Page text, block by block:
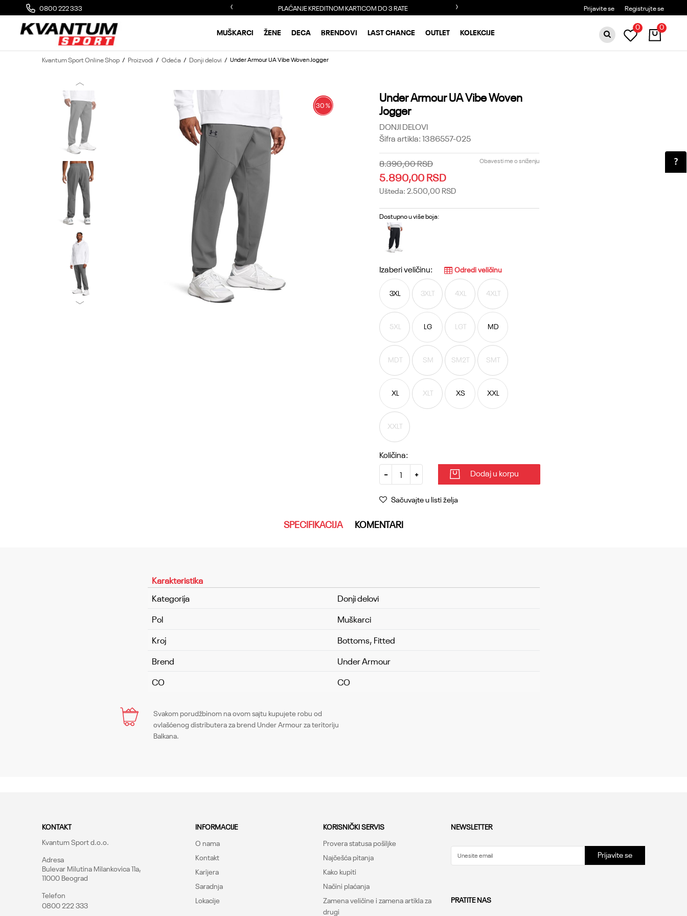
0800 222 333
MOGUĆA ZAMENA 14 DANA OD DOSTAVE PLAĆANJE KREDITNOM KARTICOM DO 3 RATE BESPLATNA DOSTAVA ZA PORUDŽBINE PREKO 6000RSD
Prijavite se Registrujte se
MUŠKARCI ŽENE DECA BRENDOVI LAST CHANCE OUTLET KOLEKCIJE 0
0
Kvantum Sport Online Shop Proizvodi Odeća Donji delovi Under Armour UA Vibe Woven Jogger
30%
Under Armour UA Vibe Woven
Jogger
DONJI DELOVI
Šifra artikla:1386557-025
8.390,00RSD
5.890,00RSD
Ušteda: 2.500,00 RSD
Obavesti me o sniženju
Dostupno u više boja:
Izaberi veličinu: Odredi veličinu
3XL 3XLT 4XL 4XLT
5XL LG LGT MD
MDT SM SM2T SMT
XL XLT XS XXL
XXLT
Količina:
Dodaj u korpu
Sačuvajte u listi želja
SPECIFIKACIJA KOMENTARI
Karakteristika
Kategorija
Donji delovi
Pol
Muškarci
Kroj
Bottoms, Fitted
Brend
Under Armour
CO
CO
Pošalji
Svakom porudžbinom na ovom sajtu kupujete robu od
ovlašćenog distributera za brend Under Armour za teritoriju
Balkana.
KONTAKT
Kvantum Sport d.o.o.
Adresa
Bulevar Milutina Milankovica 11a,
11000 Beograd
Telefon
0800 222 333
INFORMACIJE
O nama
Kontakt
Karijera
Saradnja
Lokacije
KORISNIČKI SERVIS
Provera statusa pošiljke
Najčešća pitanja
Kako kupiti
Načini plaćanja
Zamena veličine i zamena artikla za
drugi
NEWSLETTER
Prijavite se
PRATITE NAS